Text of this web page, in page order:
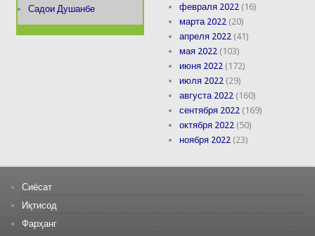
Садои Душанбе
февраля 2022 (16)
марта 2022 (20)
апреля 2022 (41)
мая 2022 (103)
июня 2022 (172)
июля 2022 (29)
августа 2022 (160)
сентября 2022 (169)
октября 2022 (50)
ноября 2022 (23)
Сиёсат
Иқтисод
Фарҳанг